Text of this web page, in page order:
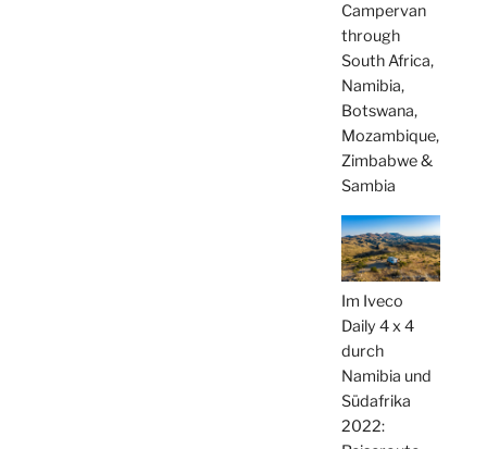
Campervan
through
South Africa,
Namibia,
Botswana,
Mozambique,
Zimbabwe &
Sambia
Im Iveco
Daily 4 x 4
durch
Namibia und
Südafrika
2022: